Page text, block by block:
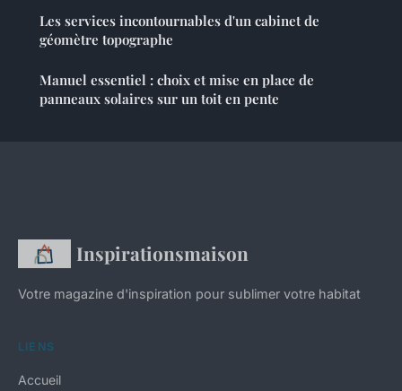
Les services incontournables d'un cabinet de
géomètre topographe
Manuel essentiel : choix et mise en place de
panneaux solaires sur un toit en pente
Inspirationsmaison
Votre magazine d'inspiration pour sublimer votre habitat
LIENS
Accueil